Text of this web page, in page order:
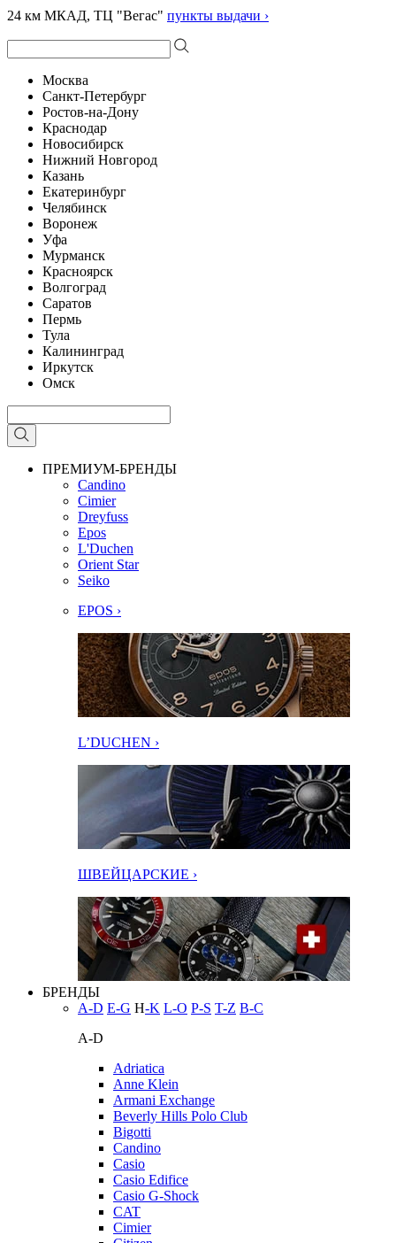
24 км МКАД, ТЦ "Вегас" пункты выдачи ›
Москва
Санкт-Петербург
Ростов-на-Дону
Краснодар
Новосибирск
Нижний Новгород
Казань
Екатеринбург
Челябинск
Воронеж
Уфа
Мурманск
Красноярск
Волгоград
Саратов
Пермь
Тула
Калининград
Иркутск
Омск
ПРЕМИУМ-БРЕНДЫ
Candino
Cimier
Dreyfuss
Epos
L'Duchen
Orient Star
Seiko
EPOS ›
L’DUCHEN ›
ШВЕЙЦАРСКИЕ ›
БРЕНДЫ
A-D E-G H-K L-O P-S T-Z В-С
A-D
Adriatica
Anne Klein
Armani Exchange
Beverly Hills Polo Club
Bigotti
Candino
Casio
Casio Edifice
Casio G-Shock
CAT
Cimier